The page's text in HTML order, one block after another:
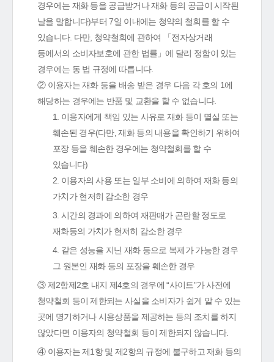
경우에는 재화 등을 공급받거나 재화 등의 공급이 시작된
날을 말합니다)부터 7일 이내에는 청약의 철회를 할 수
있습니다. 다만, 청약철회에 관하여 「전자상거래
등에서의 소비자보호에 관한 법률」에 달리 정함이 있는
경우에는 동 법 규정에 따릅니다.
② 이용자는 재화 등을 배송 받은 경우 다음 각 호의 1에
해당하는 경우에는 반품 및 교환을 할 수 없습니다.
1. 이용자에게 책임 있는 사유로 재화 등이 멸실 또는
훼손된 경우(다만, 재화 등의 내용을 확인하기 위하여
포장 등을 훼손한 경우에는 청약철회를 할 수
있습니다)
2. 이용자의 사용 또는 일부 소비에 의하여 재화 등의
가치가 현저히 감소한 경우
3. 시간의 경과에 의하여 재판매가 곤란할 정도로
재화등의 가치가 현저히 감소한 경우
4. 같은 성능을 지닌 재화 등으로 복제가 가능한 경우
그 원본인 재화 등의 포장을 훼손한 경우
③ 제2항제2호 내지 제4호의 경우에 “사이트”가 사전에
청약철회 등이 제한되는 사실을 소비자가 쉽게 알 수 있는
곳에 명기하거나 시용상품을 제공하는 등의 조치를 하지
않았다면 이용자의 청약철회 등이 제한되지 않습니다.
④ 이용자는 제1항 및 제2항의 규정에 불구하고 재화 등의